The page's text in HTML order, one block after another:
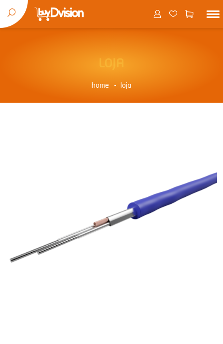
home loja